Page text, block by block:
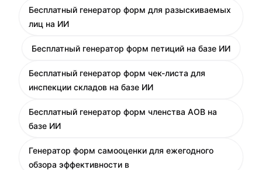
Бесплатный генератор форм для разыскиваемых
лиц на ИИ
Бесплатный генератор форм петиций на базе ИИ
Бесплатный генератор форм чек-листа для
инспекции складов на базе ИИ
Бесплатный генератор форм членства AOB на
базе ИИ
Генератор форм самооценки для ежегодного
обзора эффективности в